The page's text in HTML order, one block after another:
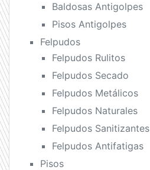
Baldosas Antigolpes
Pisos Antigolpes
Felpudos
Felpudos Rulitos
Felpudos Secado
Felpudos Metálicos
Felpudos Naturales
Felpudos Sanitizantes
Felpudos Antifatigas
Pisos